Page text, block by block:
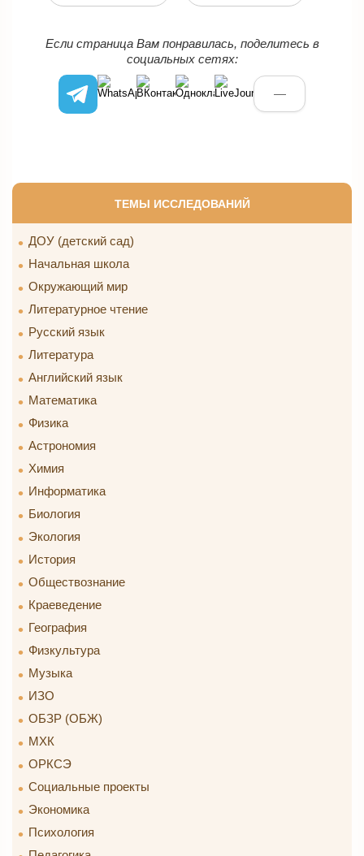
ТЕМЫ ИССЛЕДОВАНИЙ
ДОУ (детский сад)
Начальная школа
Окружающий мир
Литературное чтение
Русский язык
Литература
Английский язык
Математика
Физика
Астрономия
Химия
Информатика
Биология
Экология
История
Обществознание
Краеведение
География
Физкультура
Музыка
ИЗО
ОБЗР (ОБЖ)
МХК
ОРКСЭ
Социальные проекты
Экономика
Психология
Если страница Вам понравилась, поделитесь в
социальных сетях:
—